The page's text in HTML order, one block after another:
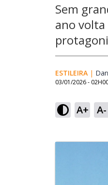
Sem
ano
ESTILEIRA |
03/01/2026 -
A+ A-